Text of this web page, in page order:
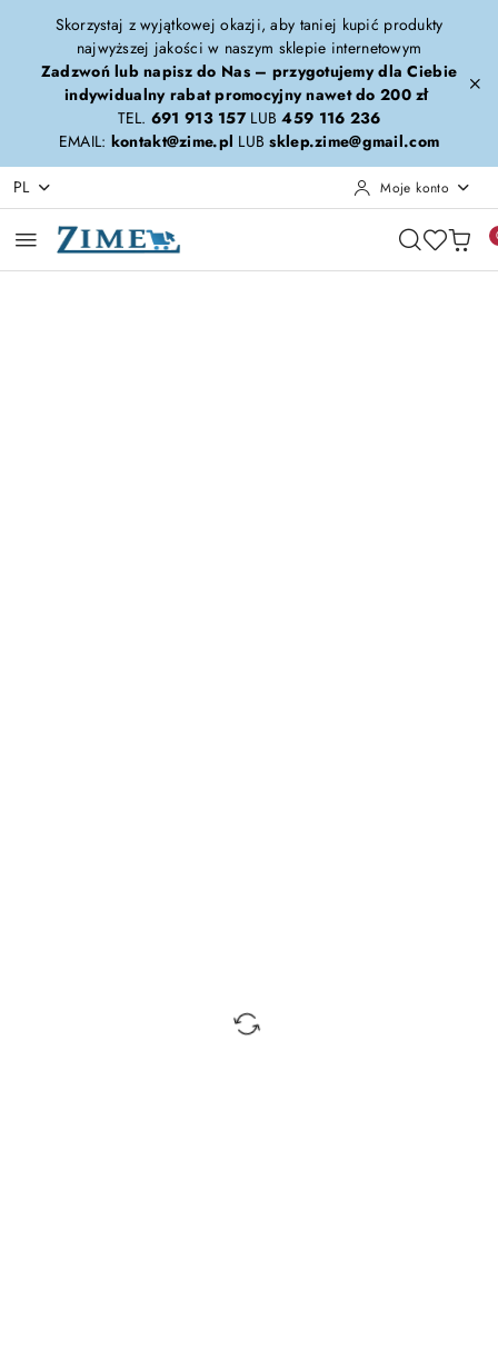
Przejdź do treści głównej
Przejdź do wyszukiwarki
Przejdź do moje konto
Przejdź do menu głównego
Przejdź do opisu produktu
Przejdź do stopki
Skorzystaj z wyjątkowej okazji, aby taniej kupić produkty
najwyższej jakości w naszym sklepie internetowym
Zadzwoń lub napisz do Nas – przygotujemy dla Ciebie
indywidualny rabat promocyjny nawet do 200 zł
TEL. 691 913 157LUB459 116 236
EMAIL: kontakt@zime.pl LUBsklep.zime@gmail.com
PL Moje konto